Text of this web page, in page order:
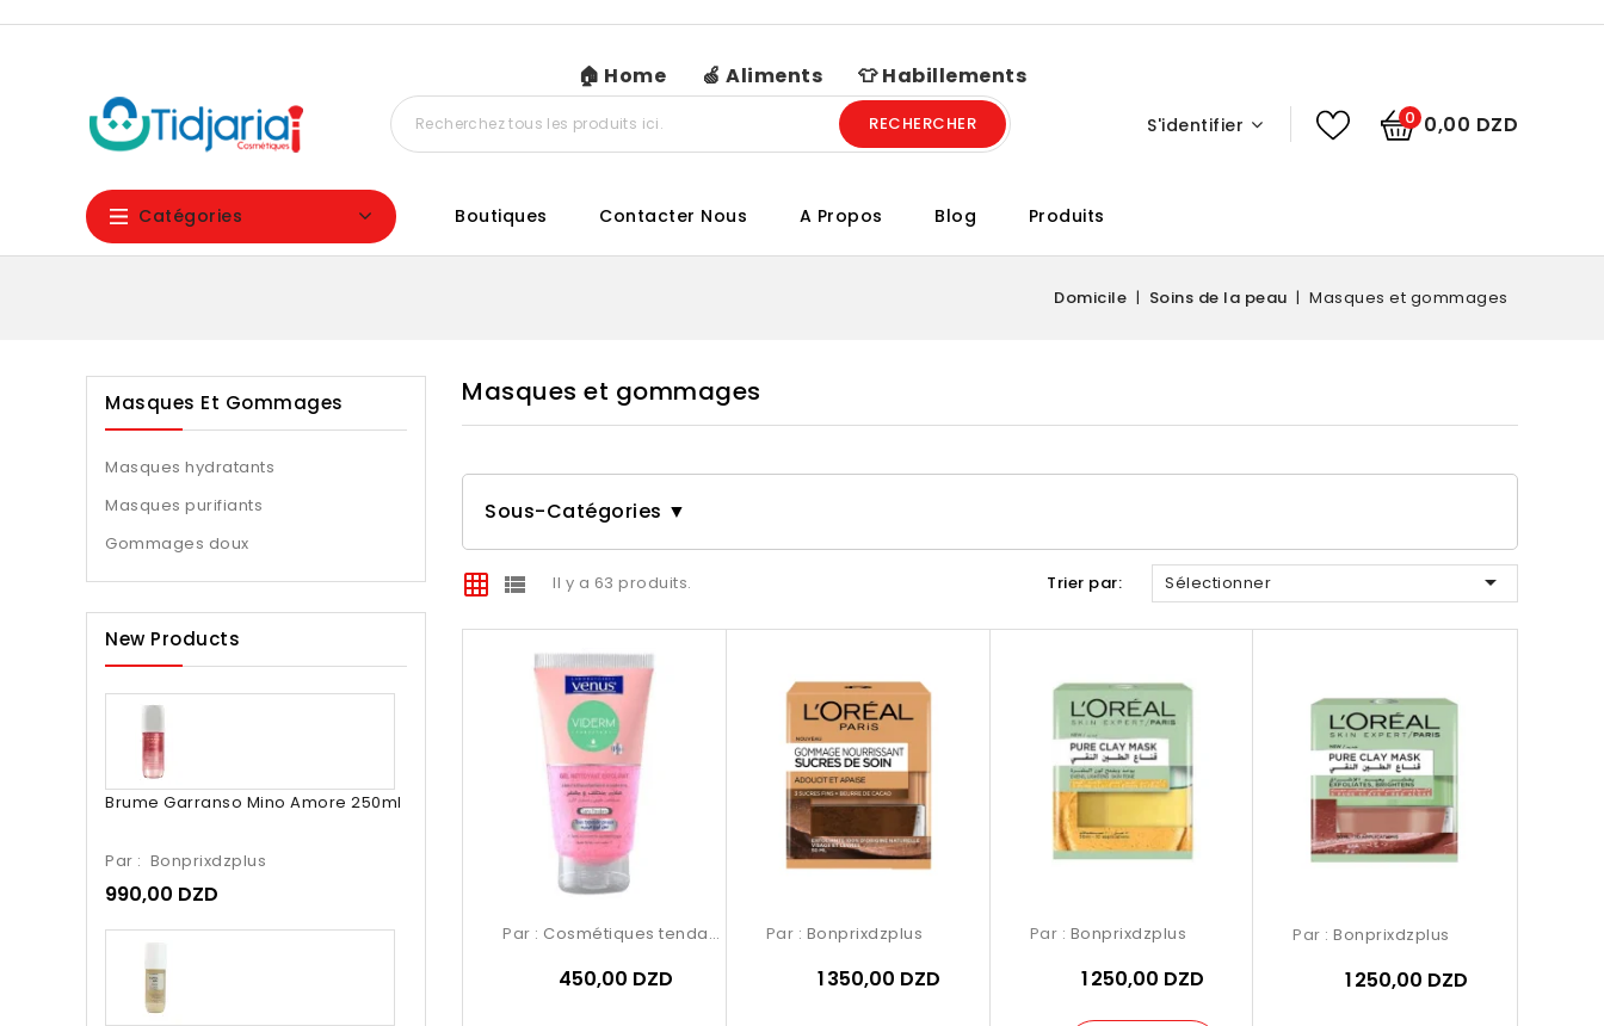
🏠 Home 🍏 Aliments 👕 Habillements
0 0,00 DZD
S'identifier
RECHERCHER
Catégories Boutiques Contacter Nous A Propos Blog Produits
Domicile Soins de la peau Masques et gommages
Masques Et Gommages
Masques hydratants
Masques purifiants
Gommages doux
New Products
Brume Garranso Mino Amore 250ml
Par : Bonprixdzplus
990,00 DZD
Masques et gommages
Sous-Catégories ▼
grid_on view_list Il y a 63 produits. Trier par: Sélectionner 
Par : Cosmétiques tendance Birkhadem
450,00 DZD
Par : Bonprixdzplus
1 350,00 DZD
Par : Bonprixdzplus
1 250,00 DZD
Par :Bonprixdzplus
1 250,00 DZD